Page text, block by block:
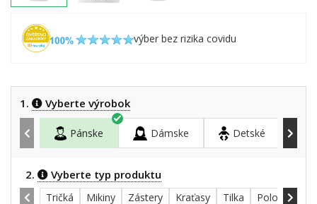
výber bez rizika covidu
1. Vyberte výrobok
Pánske Dámske Detské
2. Vyberte typ produktu
Tričká Mikiny Zástery Kraťasy Tilka Polokošele